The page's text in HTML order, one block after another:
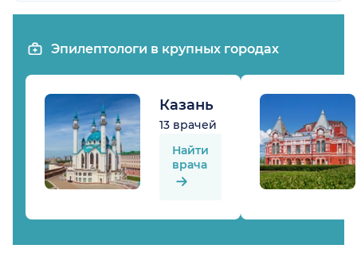
Эпилептологи в крупных городах
Казань
13 врачей
Найти
врача